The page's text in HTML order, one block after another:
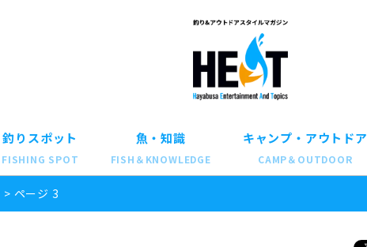
釣りスポット
FISHING SPOT
魚・知識
FISH＆KNOWLEDGE
キャンプ・アウトドア
CAMP＆OUTDOOR
> ページ 3